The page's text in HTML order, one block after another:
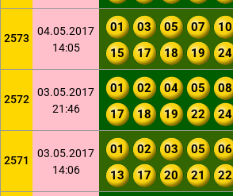
2573
04.05.2017
14:05
01 03 05 07 10
15
17 18 19 24
2572
03.05.2017
21:46
01 02 04 05 08
17
18 19 22 24
2571
03.05.2017
14:06
01 02 03 05 06
13
17 20 21 22